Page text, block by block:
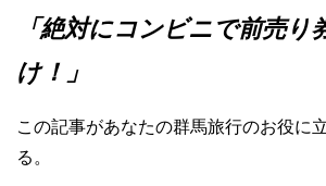
「絶対にコンビニで前売り
け！」
この記事があなたの群馬旅行のお役に
る。